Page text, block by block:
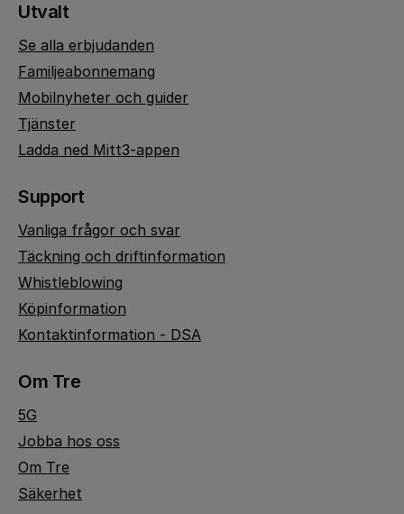
Utvalt
Se alla erbjudanden
Familjeabonnemang
Mobilnyheter och guider
Tjänster
Ladda ned Mitt3-appen
Support
Vanliga frågor och svar
Täckning och driftinformation
Whistleblowing
Köpinformation
Kontaktinformation - DSA
Om Tre
5G
Jobba hos oss
Om Tre
Säkerhet